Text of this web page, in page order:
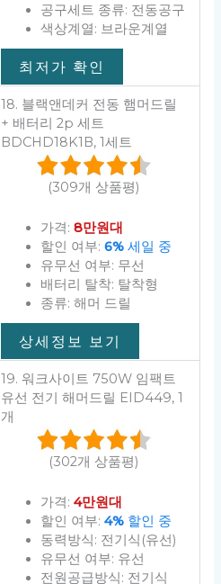
공구세트 종류: 전동공구
색상계열: 브라운계열
최저가 확인
18. 블랙앤데커 전동 햄머드릴
+ 배터리 2p 세트
BDCHD18K1B, 1세트
(309개 상품평)
가격: 8만원대
할인 여부: 6%세일 중
유무선 여부: 무선
배터리 탈착: 탈착형
종류: 해머 드릴
상세정보 보기
19. 워크사이트 750W 임팩트
유선 전기 해머드릴 EID449, 1
개
(302개 상품평)
가격: 4만원대
할인 여부: 4%할인 중
동력방식: 전기식(유선)
유무선 여부: 유선
전원공급방식: 전기식